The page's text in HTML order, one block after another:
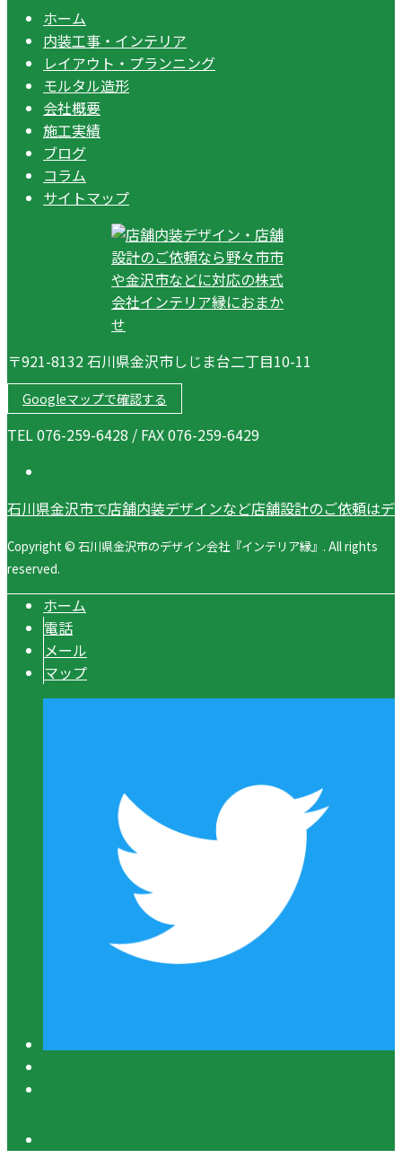
ホーム
内装工事・インテリア
レイアウト・プランニング
モルタル造形
会社概要
施工実績
ブログ
コラム
サイトマップ
〒921-8132 石川県金沢市しじま台二丁目10-11
Googleマップで確認する
TEL 076-259-6428 / FAX 076-259-6429
石川県金沢市で店舗内装デザインなど店舗設計のご依頼は
Copyright © 石川県金沢市のデザイン会社『インテリア縁』. All rights
reserved.
ホーム
電話
メール
マップ